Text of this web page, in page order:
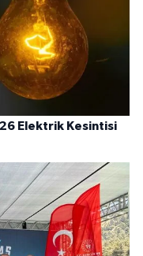
Elektrik Kesintisi